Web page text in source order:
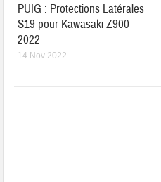
PUIG : Protections Latérales
S19 pour Kawasaki Z900
2022
14 Nov 2022